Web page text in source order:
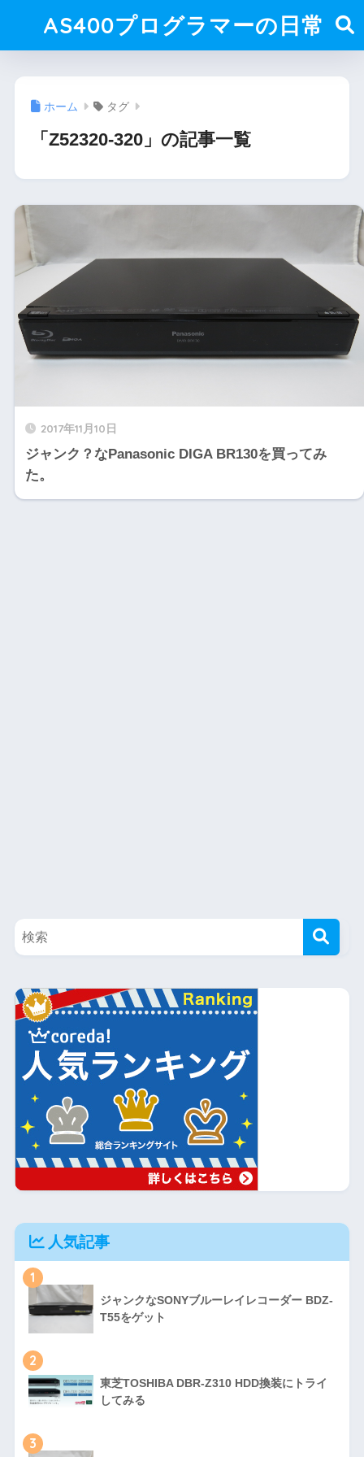
AS400プログラマーの日常
ホーム タグ
「Z52320-320」の記事一覧
2017年11月10日
ジャンク？なPanasonic DIGA BR130を買ってみ
た。
人気記事
1
ジャンクなSONYブルーレイレコーダー BDZ-
T55をゲット
2
東芝TOSHIBA DBR-Z310 HDD換装にトライ
してみる
3